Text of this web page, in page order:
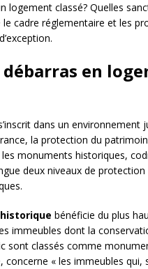
logement classé? Quelles
cadre réglementaire et les
en
dans un
la protection du
monuments historiques,
deux niveaux de protection
bénéficie du plus
immeubles dont la
sont classés comme
concerne « les immeubles